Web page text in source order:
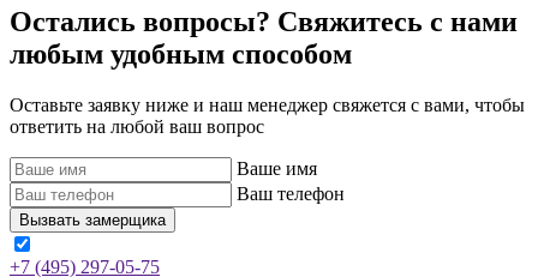
Остались вопросы? Свяжитесь с нами
любым удобным способом
Оставьте заявку ниже и наш менеджер свяжется с вами, чтобы
ответить на любой ваш вопрос
Ваше имя
Ваш телефон
Вызвать замерщика
+7 (495) 297-05-75